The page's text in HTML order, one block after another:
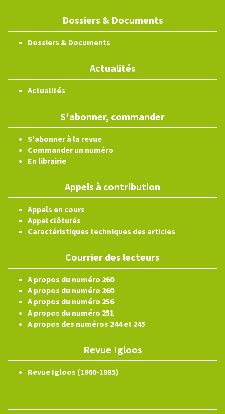
Dossiers & Documents
Dossiers & Documents
Actualités
Actualités
S'abonner, commander
S'abonner à la revue
Commander un numéro
En librairie
Appels à contribution
Appels en cours
Appel clôturés
Caractéristiques techniques des articles
Courrier des lecteurs
A propos du numéro 260
A propos du numéro 260
A propos du numéro 256
A propos du numéro 251
A propos des numéros 244 et 245
Revue Igloos
Revue Igloos (1960-1985)